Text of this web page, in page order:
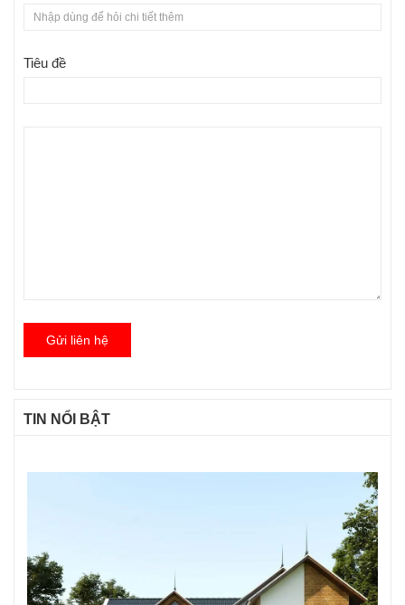
Tiêu đề
Gửi liên hệ
TIN NỔI BẬT